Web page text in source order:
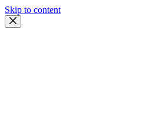
Skip to content